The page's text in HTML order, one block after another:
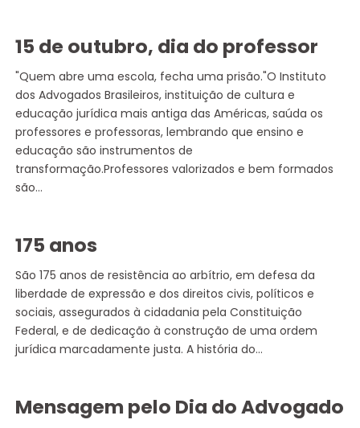
15 de outubro, dia do professor
"Quem abre uma escola, fecha uma prisão."O Instituto
dos Advogados Brasileiros, instituição de cultura e
educação jurídica mais antiga das Américas, saúda os
professores e professoras, lembrando que ensino e
educação são instrumentos de
transformação.Professores valorizados e bem formados
são…
175 anos
São 175 anos de resistência ao arbítrio, em defesa da
liberdade de expressão e dos direitos civis, políticos e
sociais, assegurados à cidadania pela Constituição
Federal, e de dedicação à construção de uma ordem
jurídica marcadamente justa. A história do…
Mensagem pelo Dia do Advogado